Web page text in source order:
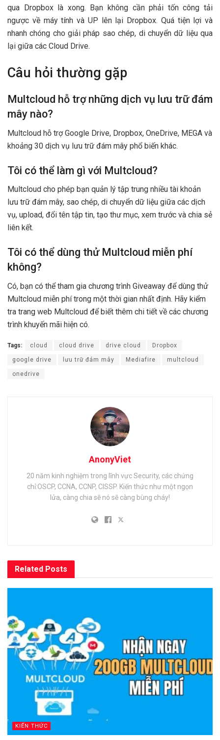
qua Dropbox là xong. Bạn không cần phải tốn công tải
ngược về máy tính và UP lên lại Dropbox. Quá tiện lợi và
nhanh chóng cho giải pháp sao chép, di chuyển dữ liệu qua
lại giữa các Cloud Drive.
Câu hỏi thường gặp
Multcloud hỗ trợ những dịch vụ lưu trữ đám
mây nào?
Multcloud hỗ trợ Google Drive, Dropbox, OneDrive, MEGA và
khoảng 30 dịch vụ lưu trữ đám mây phổ biến khác.
Tôi có thể làm gì với Multcloud?
Multcloud cho phép bạn quản lý tập trung nhiều tài khoản
lưu trữ đám mây, sao chép, di chuyển dữ liệu giữa các dịch
vụ, upload, đổi tên tập tin, tạo thư mục, xem trước và chia sẻ
liên kết.
Tôi có thể dùng thử Multcloud miễn phí
không?
Có, bạn có thể tham gia chương trình Giveaway để dùng thử
Multcloud miễn phí trong một thời gian nhất định. Hãy kiểm
tra trang web Multcloud để biết thêm chi tiết về các chương
trình khuyến mãi hiện có.
Tags: cloud cloud drive drive cloud Dropbox
google drive lưu trữ đám mây Mediafire multcloud
onedrive
AnonyViet
20 năm kinh nghiệm trong lĩnh vực Security, các chứng
chỉ:OSCP, CCNA, CCNP, CISSP. Kiến thức như một ngọn
lửa, càng chia sẽ nó sẽ càng bùng cháy!
Related Posts
KIẾN THỨC